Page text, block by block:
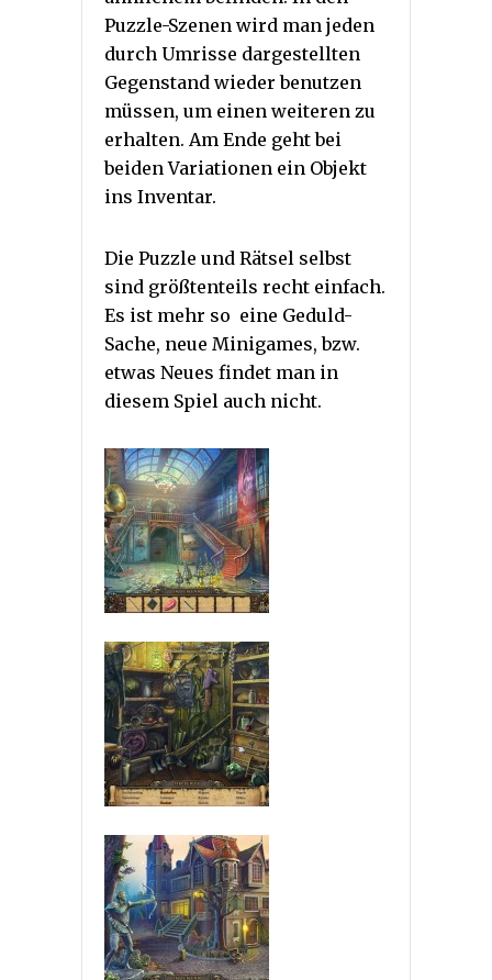
Puzzle-Szenen wird man jeden
durch Umrisse dargestellten
Gegenstand wieder benutzen
müssen, um einen weiteren zu
erhalten. Am Ende geht bei
beiden Variationen ein Objekt
ins Inventar.
Die Puzzle und Rätsel selbst
sind größtenteils recht einfach.
Es ist mehr so eine Geduld-
Sache, neue Minigames, bzw.
etwas Neues findet man in
diesem Spiel auch nicht.